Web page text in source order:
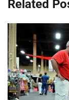
Related